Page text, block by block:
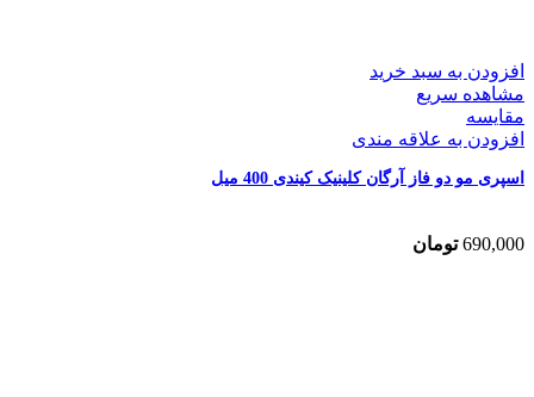
افزودن به سبد خرید
مشاهده سریع
مقایسه
افزودن به علاقه مندی
اسپری مو دو فاز آرگان کلینیک کیندی 400 میل
690,000 تومان